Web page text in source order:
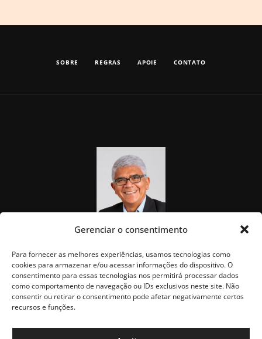
Gerenciar o consentimento
Para fornecer as melhores experiências, usamos tecnologias como
cookies para armazenar e/ou acessar informações do dispositivo. O
consentimento para essas tecnologias nos permitirá processar dados
como comportamento de navegação ou IDs exclusivos neste site. Não
consentir ou retirar o consentimento pode afetar negativamente certos
recursos e funções.
SOBRE REGRAS APOIE CONTATO